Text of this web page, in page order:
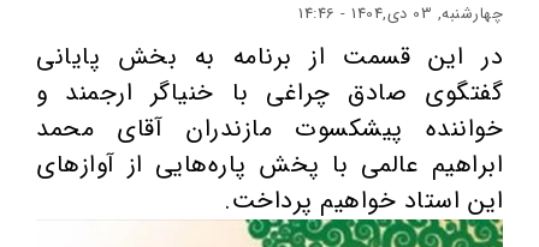
چهارشنبه, 03 دی,1404 - 14:46
در این قسمت از برنامه به بخش پایانی
گفتگوی صادق چراغی با خنیاگر ارجمند و
خواننده پیشکسوت مازندران آقای محمد
ابراهیم عالمی با پخش پاره‌هایی از آوازهای
این استاد خواهیم پرداخت.